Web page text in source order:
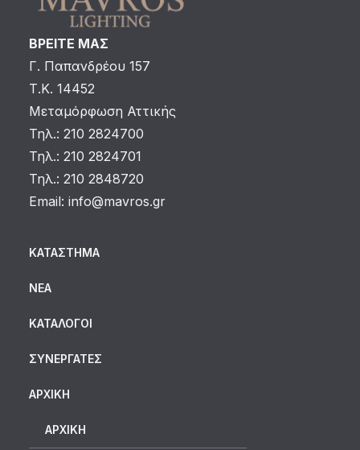
ΒΡΕΙΤΕ ΜΑΣ
Γ. Παπανδρέου 157
Τ.Κ. 14452
Μεταμόρφωση Αττικής
Τηλ.: 210 2824700
Τηλ.: 210 2824701
Τηλ.: 210 2848720
Email: info@mavros.gr
ΚΑΤΆΣΤΗΜΑ
ΝΈΑ
ΚΑΤΆΛΟΓΟΙ
ΣΥΝΕΡΓΆΤΕΣ
ΑΡΧΙΚΗ
ΑΡΧΙΚΉ